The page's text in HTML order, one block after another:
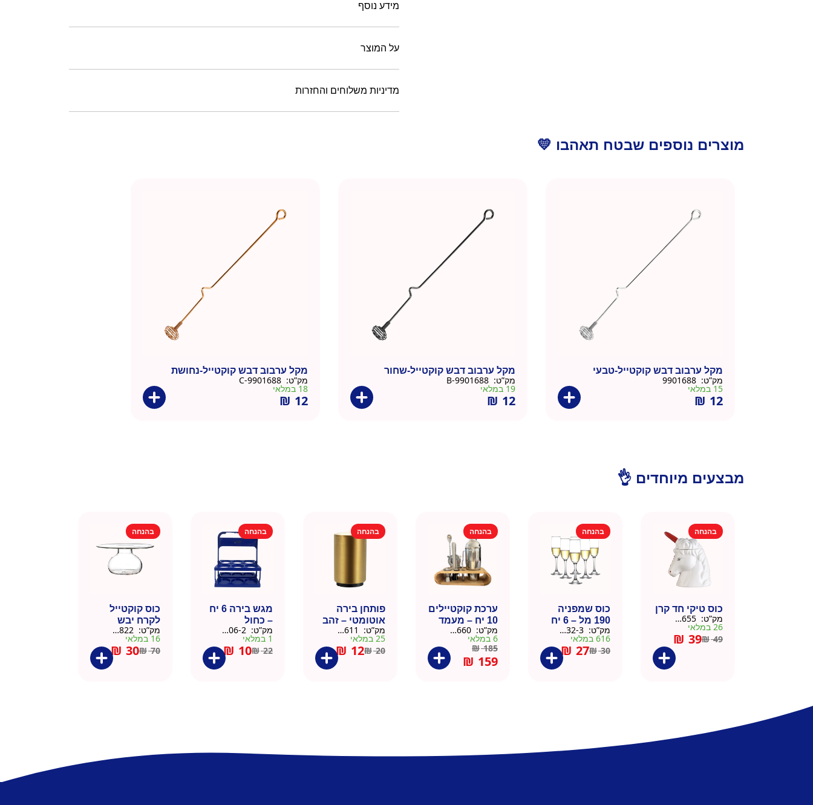
מידע נוסף
על המוצר
מדיניות משלוחים והחזרות
מוצרים נוספים שבטח תאהבו 💛
מקל ערבוב דבש קוקטייל-טבעי
מק”ט:
15 במלאי
₪ 12
מקל ערבוב דבש קוקטייל-שחור
מק”ט: 9901688-B
19 במלאי
₪ 12
מקל ערבוב דבש קוקטייל-נחושת
מק”ט: 9901688-C
18 במלאי
₪ 12
מבצעים מיוחדים 👌
בהנחה
כוס טיקי חד קרן
מק”ט:
26 במלאי
₪49
₪ 39
בהנחה
כוס שמפניה
190 מל – 6 יח
מק”ט:
616 במלאי
₪30
₪ 27
בהנחה
ערכת קוקטיילים
10 יח – מעמד
עץ
מק”ט:
6 במלאי
₪185
₪ 159
בהנחה
פותחן בירה
אוטומטי – זהב
מק”ט:
25 במלאי
₪20
₪ 12
בהנחה
מגש בירה 6 יח
– כחול
מק”ט:
1 במלאי
₪22
₪ 10
בהנחה
כוס קוקטייל
לקרח יבש
צלוחית 450 מל
מק”ט:
16 במלאי
₪70
₪ 30